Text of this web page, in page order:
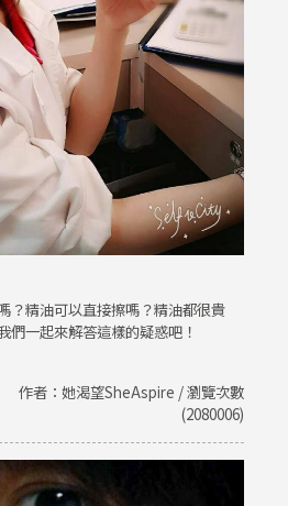
？精油可以直接擦嗎？精油都很貴
們一起來解答這樣的疑惑吧！
作者：她渴望SheAspire / 瀏覽次數
(2080006)